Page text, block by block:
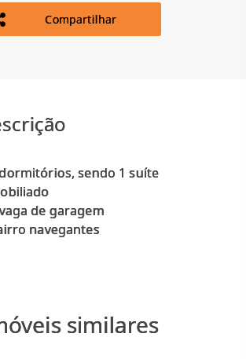
Compartilhar
sendo 1 suíte
de garagem
similares